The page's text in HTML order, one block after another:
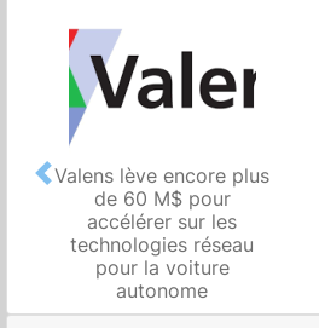
Valens lève encore plus
de 60 M$ pour
accélérer sur les
technologies réseau
pour la voiture
autonome
Previous